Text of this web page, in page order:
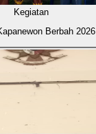
Kegiatan
Berbah 2026